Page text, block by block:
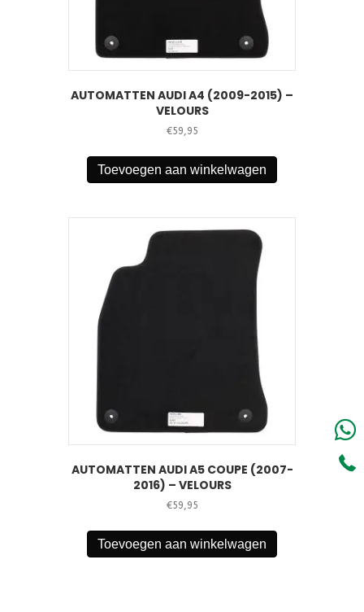
AUTOMATTEN AUDI A4 (2009-2015) –
VELOURS
€59,95
Toevoegen aan winkelwagen
AUTOMATTEN AUDI A5 COUPE (2007-
2016) – VELOURS
€59,95
Toevoegen aan winkelwagen